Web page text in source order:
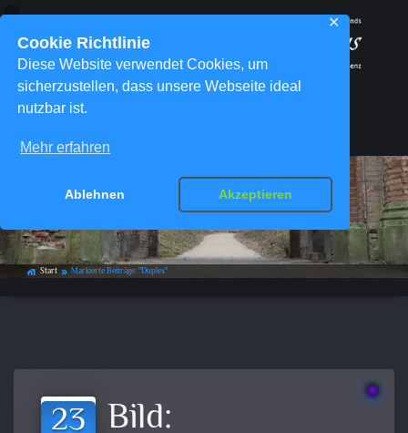
Cookie Richtlinie
Diese Website verwendet Cookies, um
sicherzustellen, dass unsere Webseite ideal
nutzbar ist.
Mehr erfahren
Ablehnen Akzeptieren
✕
Schlagwort-Archiv:Duplex
home_work Start double_arrow Markierte Beiträge: "Duplex"
23 Bild: